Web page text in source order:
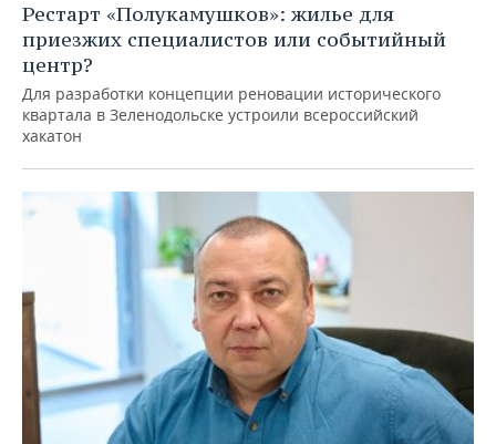
Рестарт «Полукамушков»: жилье для
приезжих специалистов или событийный
центр?
Для разработки концепции реновации исторического
квартала в Зеленодольске устроили всероссийский
хакатон